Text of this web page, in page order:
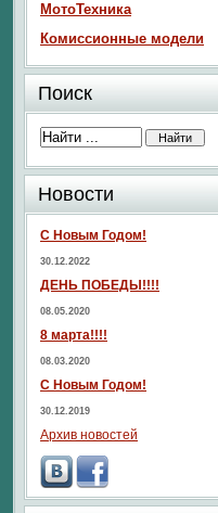
МотоТехника
Комиссионные модели
Поиск
Новости
С Новым Годом!
30.12.2022
ДЕНЬ ПОБЕДЫ!!!!
08.05.2020
8 марта!!!!
08.03.2020
С Новым Годом!
30.12.2019
Архив новостей